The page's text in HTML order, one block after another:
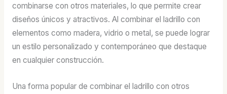
combinarse con otros materiales, lo que permite crear
diseños únicos y atractivos. Al combinar el ladrillo con
elementos como madera, vidrio o metal, se puede lograr
un estilo personalizado y contemporáneo que destaque
en cualquier construcción.
Una forma popular de combinar el ladrillo con otros